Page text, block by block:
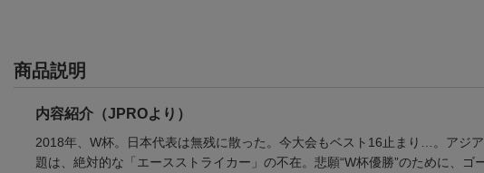
商品説明
内容紹介（JPROより）
2018年、W杯。日本代表は無残に散った。今大会もベスト16止まり…。アジ
題は、絶対的な「エースストライカー」の不在。悲願“W杯優勝”のために、